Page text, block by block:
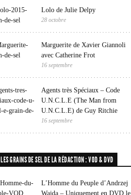
Lolo de Julie Delpy
28 octobre
Marguerite de Xavier Giannoli
avec Catherine Frot
16 septembre
Agents très Spéciaux – Code
U.N.C.L.E (The Man from
U.N.C.L.E) de Guy Ritchie
16 septembre
LES GRAINS DE SEL DE LA RÉDACTION : VOD & DVD
L’Homme du Peuple d’Andrzej
Wajda – Uniquement en DVD le